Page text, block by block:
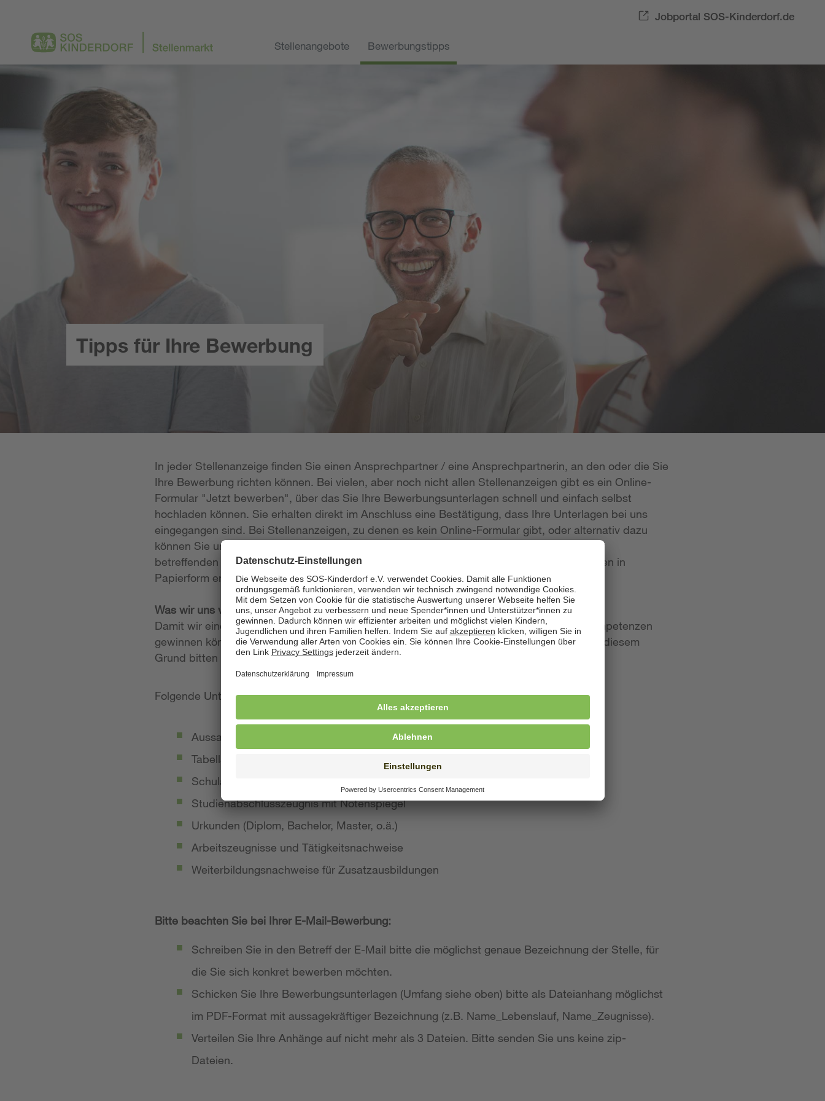
Jobportal SOS-Kinderdorf.de
Stellenangebote Bewerbungstipps
Tipps für Ihre Bewerbung
In jeder Stellenanzeige finden Sie einen Ansprechpartner / eine Ansprechpartnerin, an den oder die Sie
Ihre Bewerbung richten können. Bei vielen, aber noch nicht allen Stellenanzeigen gibt es ein Online-
Formular "Jetzt bewerben", über das Sie Ihre Bewerbungsunterlagen schnell und einfach selbst
hochladen können. Sie erhalten direkt im Anschluss eine Bestätigung, dass Ihre Unterlagen bei uns
eingegangen sind. Bei Stellenanzeigen, zu denen es kein Online-Formular gibt, oder alternativ dazu
können Sie uns Ihre Unterlagen per E-Mail zukommen lassen; die E-Mail-Adresse ist in der
betreffenden Stellenanzeige angegeben. Natürlich nehmen wir weiterhin auch Bewerbungen in
Papierform entgegen.
Was wir uns von Ihrer Bewerbung wünschen
Damit wir einen möglichst konkreten Eindruck von Ihrer Person, Ihren Fähigkeiten und Kompetenzen
gewinnen können, legen wir großen Wert auf aussagekräftige Bewerbungsunterlagen. Aus diesem
Grund bitten wir Sie, von Kurzbewerbungen abzusehen.
Folgende Unterlagen sollte Ihre Bewerbung umfassen:
Aussagekräftiges Anschreiben
Tabellarischer Lebenslauf mit qualifikationsrelevanten Inhalten
Schulabschluss- und Ausbildungszeugnisse mit Notenspiegel
Studienabschlusszeugnis mit Notenspiegel
Urkunden (Diplom, Bachelor, Master, o.ä.)
Arbeitszeugnisse und Tätigkeitsnachweise
Weiterbildungsnachweise für Zusatzausbildungen
Bitte beachten Sie bei Ihrer E-Mail-Bewerbung:
Schreiben Sie in den Betreff der E-Mail bitte die möglichst genaue Bezeichnung der Stelle, für
die Sie sich konkret bewerben möchten.
Schicken Sie Ihre Bewerbungsunterlagen (Umfang siehe oben) bitte als Dateianhang möglichst
im PDF-Format mit aussagekräftiger Bezeichnung (z.B. Name_Lebenslauf, Name_Zeugnisse).
Verteilen Sie Ihre Anhänge auf nicht mehr als 3 Dateien. Bitte senden Sie uns keine zip-
Dateien.